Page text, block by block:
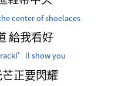
center of shoelaces
給我看好
show you
正要閃耀